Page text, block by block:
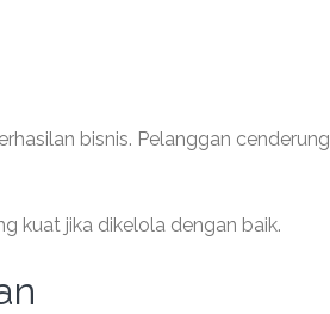
bisnis. Pelanggan cenderung
kuat jika dikelola dengan baik.